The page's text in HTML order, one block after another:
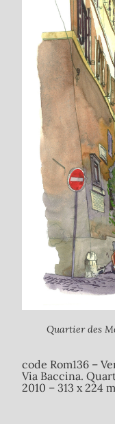
Quartier des
code Rom136 –
Via Baccina.
2010 – 313 x 224